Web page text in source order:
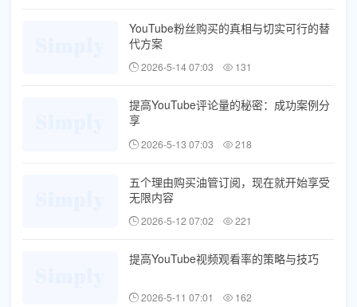
YouTube粉丝购买的真相与切实可行的替
代方案
2026-5-14 07:03 131
提高YouTube评论量的秘密：成功案例分
享
2026-5-13 07:03 218
五个理由购买油管订阅，现在就开始享受
无限内容
2026-5-12 07:02 221
提高YouTube视频观看率的策略与技巧
2026-5-11 07:01 162